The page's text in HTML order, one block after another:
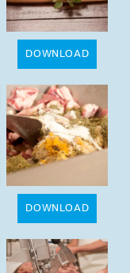
DOWNLOAD
DOWNLOAD